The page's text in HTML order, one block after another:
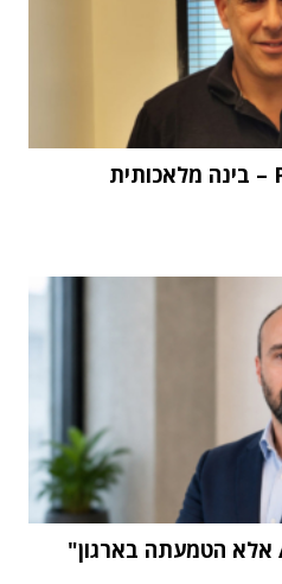
"העתיד הוא Physical AI – בינה מלאכותית